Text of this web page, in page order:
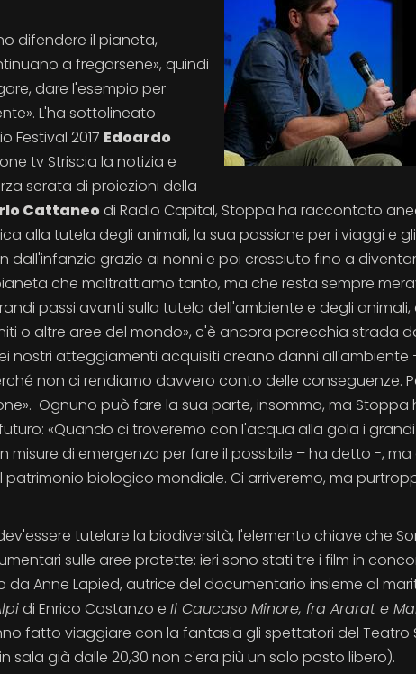
difendere il pianeta,
a fregarsene», quindi
dare l'esempio per
L'ha sottolineato
Festival 2017 Edoardo
tv Striscia la notizia e
serata di proiezioni della
Cattaneodi Radio Capital, Stoppa ha raccontato
alla tutela degli animali, la sua passione per i viaggi e
dall'infanzia grazie ai nonni e poi cresciuto fino a
che maltrattiamo tanto, ma che resta sempre
passi avanti sulla tutela dell'ambiente e degli animali,
o altre aree del mondo», c'è ancora parecchia strada
nostri atteggiamenti acquisiti creano danni
non ci rendiamo davvero conto delle conseguenze.
Ognuno può fare la sua parte, insomma, ma Stoppa
«Quando ci troveremo con l'acqua alla gola i
misure di emergenza per fare il possibile – ha detto -, ma
biologico mondiale. Ci arriveremo, ma
tutelare la biodiversità, l'elemento chiave che
sulle aree protette: ieri sono stati tre i film in
Anne Lapied, autrice del documentario insieme al
di Enrico Costanzo e Il Caucaso Minore, fra Ararat e
fatto viaggiare con la fantasia gli spettatori del Teatro
sala già dalle 20,30 non c'era più un solo posto libero).